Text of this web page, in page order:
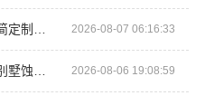
华居不锈钢装饰工程意式极简定制厂家 2026-08-07 06:16:33
江苏东钢金属家居有限公司别墅蚀刻工艺价格 2026-08-06 19:08:59